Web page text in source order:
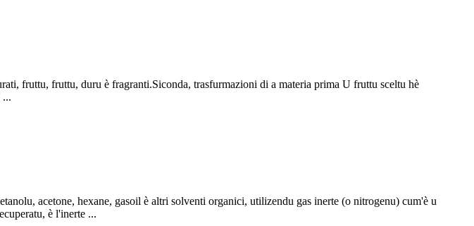
fruttu, fruttu, duru è fragranti.Siconda, trasfurmazioni di a materia prima U fruttu sceltu hè
...
acetone, hexane, gasoil è altri solventi organici, utilizendu gas inerte (o nitrogenu) cum'è u
è l'inerte ...